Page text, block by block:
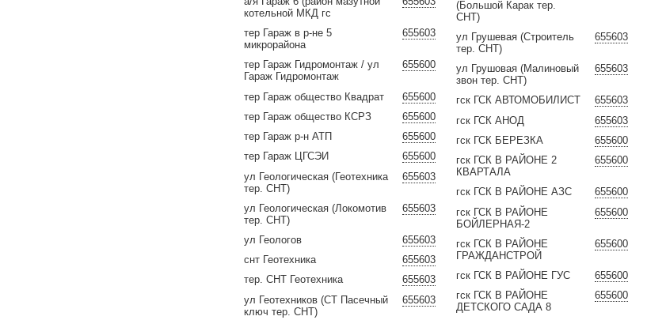
котельной МКД гс
655603
тер Гараж в р-не 5
микрорайона
655600
тер Гараж Гидромонтаж / ул
Гараж Гидромонтаж
655600
тер Гараж общество Квадрат
655600
тер Гараж общество КСРЗ
655600
тер Гараж р-н АТП
655600
тер Гараж ЦГСЭИ
655603
ул Геологическая (Геотехника
тер. СНТ)
655603
ул Геологическая (Локомотив
тер. СНТ)
655603
ул Геологов
655603
снт Геотехника
655603
тер. СНТ Геотехника
655603
ул Геотехников (СТ Пасечный
ключ тер. СНТ)
(Большой Карак тер.
СНТ)
655603
ул Грушевая (Строитель
тер. СНТ)
655603
ул Грушовая (Малиновый
звон тер. СНТ)
655603
гск ГСК АВТОМОБИЛИСТ
655603
гск ГСК АНОД
655600
гск ГСК БЕРЕЗКА
655600
гск ГСК В РАЙОНЕ 2
КВАРТАЛА
655600
гск ГСК В РАЙОНЕ АЗС
655600
гск ГСК В РАЙОНЕ
БОЙЛЕРНАЯ-2
655600
гск ГСК В РАЙОНЕ
ГРАЖДАНСТРОЙ
655600
гск ГСК В РАЙОНЕ ГУС
655600
гск ГСК В РАЙОНЕ
ДЕТСКОГО САДА 8